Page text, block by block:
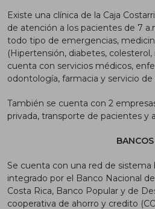
Existe una clínica de la Caja
de atención a los pacientes de 7
todo tipo de emergencias,
(Hipertensión, diabetes,
cuenta con servicios médicos,
odontología, farmacia y servicio de
También se cuenta con 2
privada, transporte de pacientes y
BANCOS
Se cuenta con una red de sistema
integrado por el Banco Nacional
Costa Rica, Banco Popular y de
cooperativa de ahorro y credito